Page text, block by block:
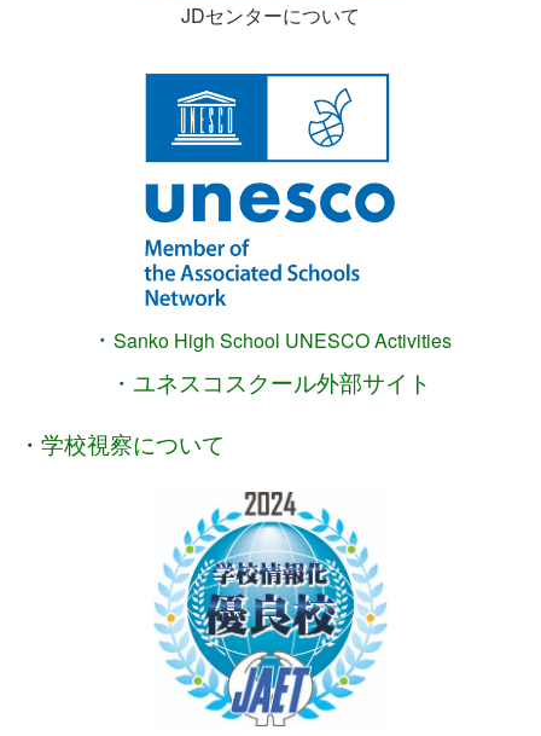
JDセンターについて
・ Sanko High School UNESCO Activities
・ユネスコスクール外部サイト
・ 学校視察について